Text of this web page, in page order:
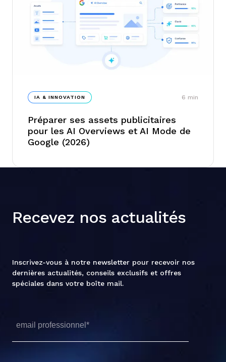
pourquoi la qualité du signal transmis à l'IA
compte plus que son intelligence supposée, et
comment repérer les failles avant qu'elles ne
coûtent cher...
IA & INNOVATION 6 min
Préparer ses assets publicitaires
pour les AI Overviews et AI Mode de
Google (2026)
Recevez nos actualités
Inscrivez-vous à notre newsletter pour recevoir nos
dernières actualités, conseils exclusifs et offres
spéciales dans votre boîte mail.